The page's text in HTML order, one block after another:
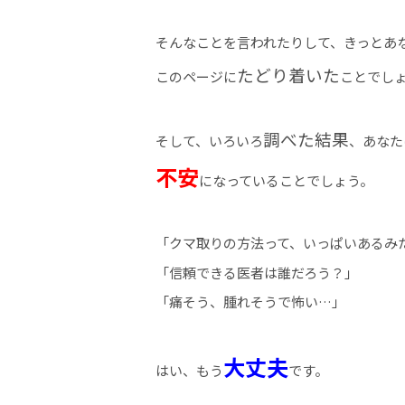
そんなことを言われたりして、きっとあ
このページにたどり着いた ことでし
そして、いろいろ調べた結果、あな
不安になっていることでしょう。
「クマ取りの方法って、いっぱいあるみ
「信頼できる医者は誰だろう？」
「痛そう、腫れそうで怖い…」
はい、もう大丈夫です。